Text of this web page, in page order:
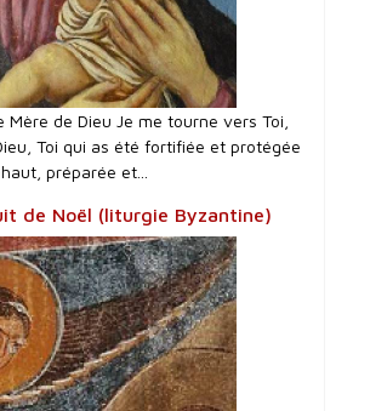
Mère de Dieu Je me tourne vers Toi,
Toi qui as été fortifiée et protégée
préparée et...
de Noël (liturgie Byzantine)